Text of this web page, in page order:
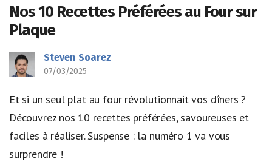
Nos 10 Recettes Préférées au Four sur
Plaque
Steven Soarez
07/03/2025
Et si un seul plat au four révolutionnait vos dîners ?
Découvrez nos 10 recettes préférées, savoureuses et
faciles à réaliser. Suspense : la numéro 1 va vous
surprendre !